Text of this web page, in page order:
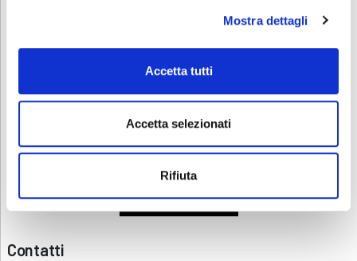
Mostra dettagli
Accetta tutti
Accetta selezionati
Rifiuta
Clicca sul tasto qui sotto per iscriverti.
Iscriviti al corso SENZA ottenere crediti ECM
Il corso ha un costo di 230 euro.
Clicca sul tasto qui sotto per iscriverti.
ISCRIVITI
Contatti